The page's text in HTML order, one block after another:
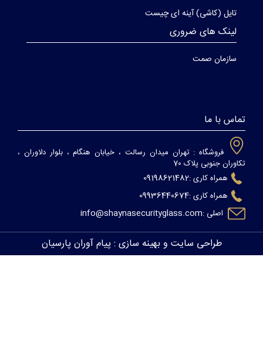
تایل (کاشی) آینه ای چیست
لینک های ضروری
سازمان صمت
تماس با ما
فروشگاه :تهران میدان رسالت ، خیابان هنگام ، بلوار دلاوران ،
تکاوران جنوبی پلاک 70
همراه کاری :09198621482
همراه کاری :09936440674
اصلی :info@shaynasecurityglass.com
طراحی سایت وبهینه سازی :پیام آوران پارسیان